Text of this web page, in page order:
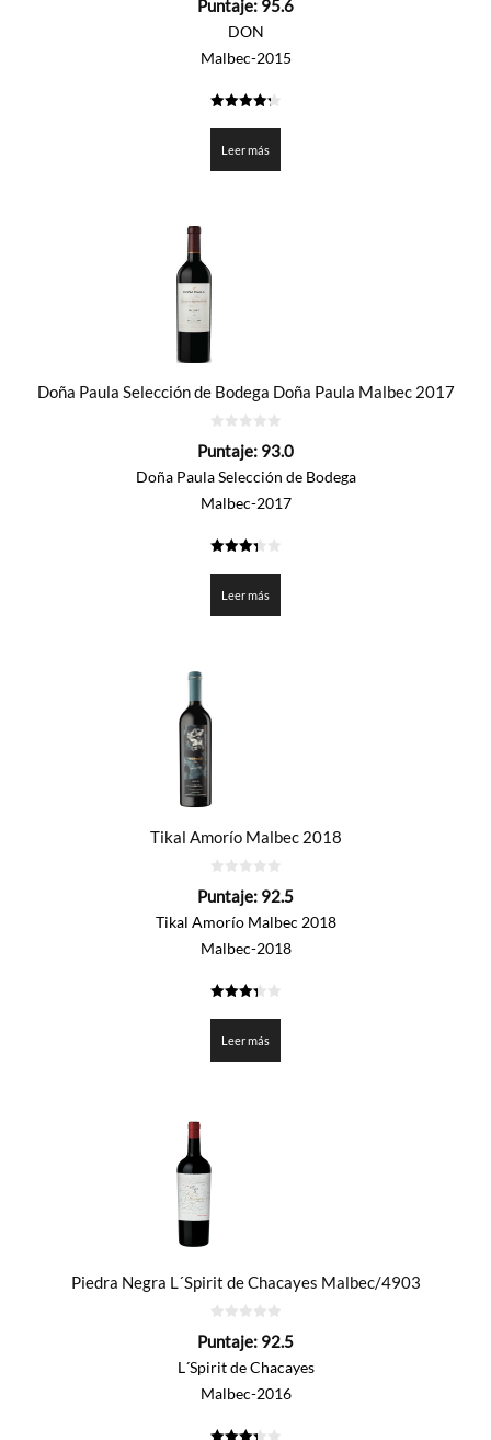
de
Puntaje: 95.6
DON
Malbec-2015
de 5
Leer más
Doña Paula Selección de Bodega Doña Paula Malbec 2017
de
Puntaje: 93.0
Doña Paula Selección de Bodega
Malbec-2017
de 5
Leer más
Tikal Amorío Malbec 2018
de
Puntaje: 92.5
Tikal Amorío Malbec 2018
Malbec-2018
de 5
Leer más
Piedra Negra L´Spirit de Chacayes Malbec/4903
de
Puntaje: 92.5
L´Spirit de Chacayes
Malbec-2016